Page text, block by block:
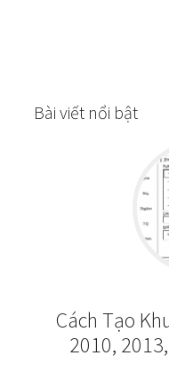
Bài viết nổi bật
Cách Tạo
2010,